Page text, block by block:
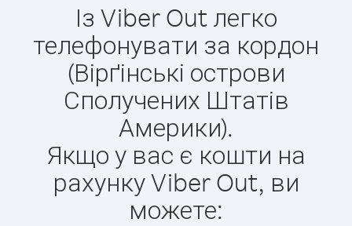
Із Viber Out легко
телефонувати за кордон
(Вірґінські острови
Сполучених Штатів
Америки).
Якщо у вас є кошти на
рахунку Viber Out, ви
можете: